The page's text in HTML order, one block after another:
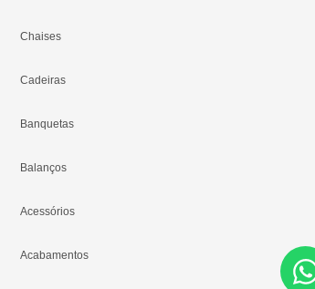
Chaises
Cadeiras
Banquetas
Balanços
Acessórios
Acabamentos